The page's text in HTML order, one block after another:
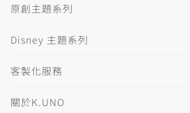
原創主題系列
Disney 主題系列
客製化服務
關於K.UNO